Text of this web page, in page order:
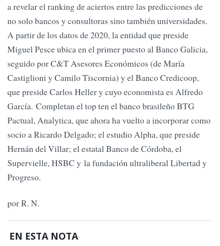
a revelar el ranking de aciertos entre las predicciones de
no solo bancos y consultoras sino también universidades.
A partir de los datos de 2020, la entidad que preside
Miguel Pesce ubica en el primer puesto al Banco Galicia,
seguido por C&T Asesores Económicos (de María
Castiglioni y Camilo Tiscornia) y el Banco Credicoop,
que preside Carlos Heller y cuyo economista es Alfredo
García. Completan el top ten el banco brasileño BTG
Pactual, Analytica, que ahora ha vuelto a incorporar como
socio a Ricardo Delgado; el estudio Alpha, que preside
Hernán del Villar; el estatal Banco de Córdoba, el
Supervielle, HSBC y la fundación ultraliberal Libertad y
Progreso.
por R. N.
EN ESTA NOTA